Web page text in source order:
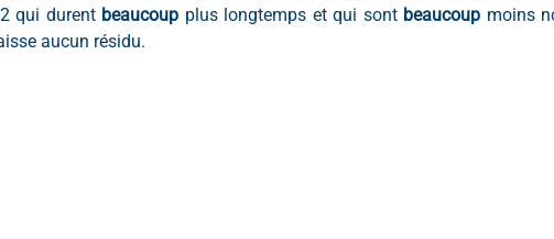
qui durent beaucoup plus longtemps et qui sont beaucoup moins
aucun résidu.